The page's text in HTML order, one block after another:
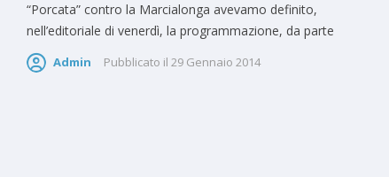
“Porcata” contro la Marcialonga avevamo definito,
nell’editoriale di venerdì, la programmazione, da parte
Admin Pubblicato il 29 Gennaio 2014